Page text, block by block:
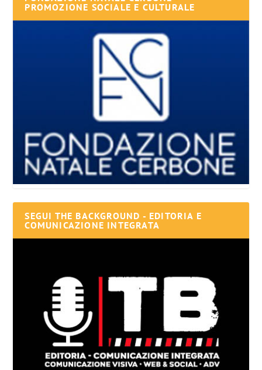
PROMOZIONE SOCIALE E CULTURALE
SEGUI THE BACKGROUND - EDITORIA E
COMUNICAZIONE INTEGRATA